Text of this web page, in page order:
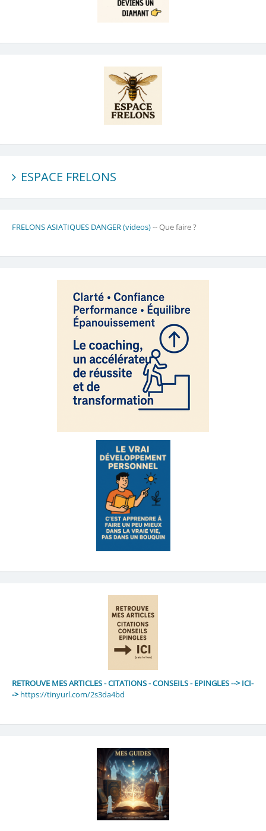
ESPACE FRELONS
FRELONS ASIATIQUES DANGER (videos)-- Que faire ?
RETROUVE MES ARTICLES - CITATIONS - CONSEILS - EPINGLES --> ICI-
-> https://tinyurl.com/2s3da4bd